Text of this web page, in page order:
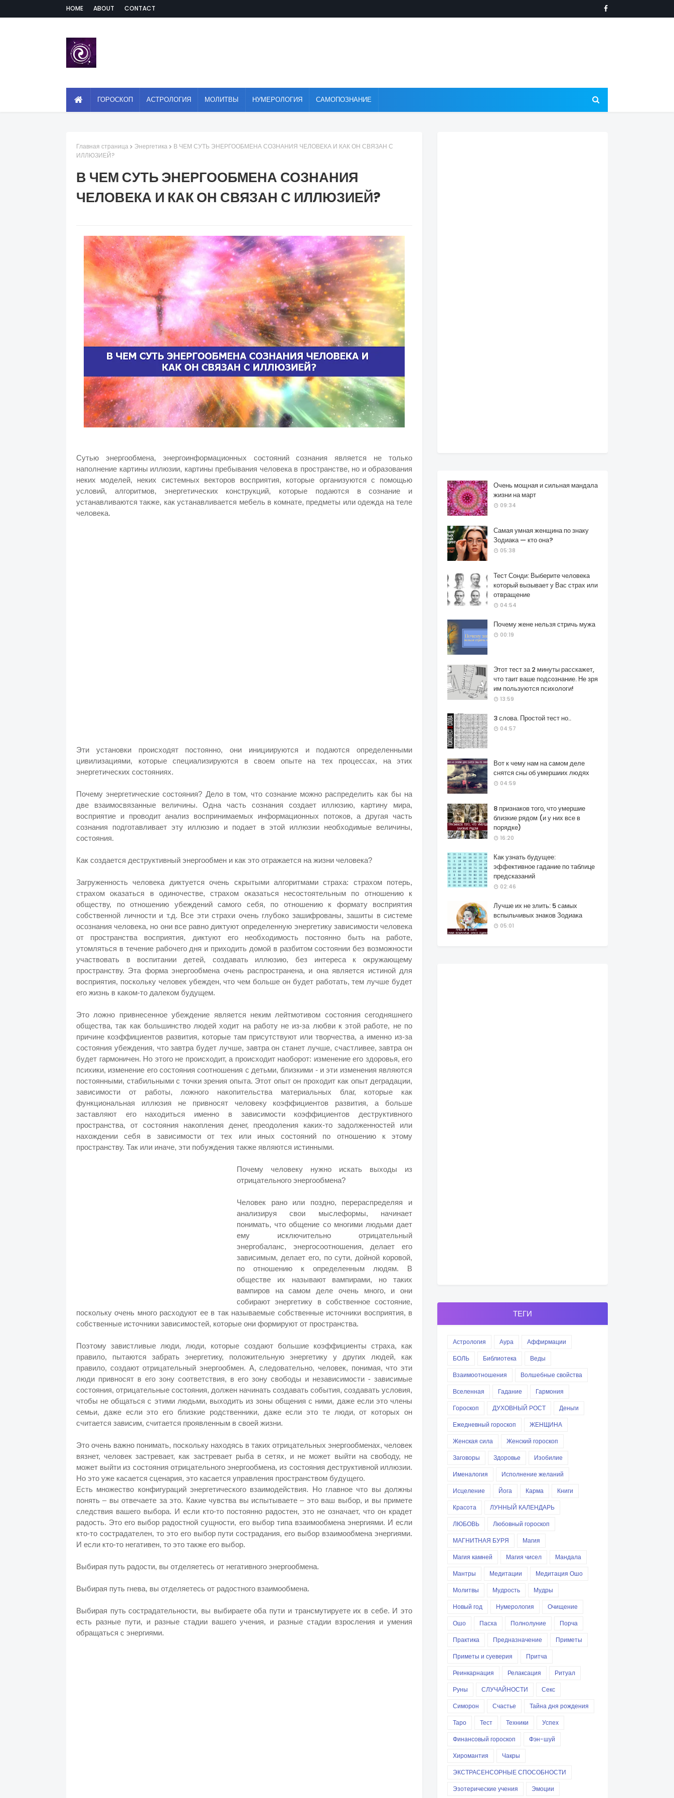
HOME ABOUT CONTACT
ГОРОСКОП АСТРОЛОГИЯ МОЛИТВЫ НУМЕРОЛОГИЯ САМОПОЗНАНИЕ
Главная страница Энергетика
В ЧЕМ СУТЬ ЭНЕРГООБМЕНА СОЗНАНИЯ ЧЕЛОВЕКА И КАК ОН СВЯЗАН С
ИЛЛЮЗИЕЙ?
В ЧЕМ СУТЬ ЭНЕРГООБМЕНА СОЗНАНИЯ
ЧЕЛОВЕКА И КАК ОН СВЯЗАН С ИЛЛЮЗИЕЙ?
Сутью энергообмена, энергоинформационных состояний сознания является не только
наполнение картины иллюзии, картины пребывания человека в пространстве, но и образования
неких моделей, неких системных векторов восприятия, которые организуются с помощью
условий, алгоритмов, энергетических конструкций, которые подаются в сознание и
устанавливаются также, как устанавливается мебель в комнате, предметы или одежда на теле
человека.
Эти установки происходят постоянно, они инициируются и подаются определенными
цивилизациями, которые специализируются в своем опыте на тех процессах, на этих
энергетических состояниях.
Почему энергетические состояния? Дело в том, что сознание можно распределить как бы на
две взаимосвязанные величины. Одна часть сознания создает иллюзию, картину мира,
восприятие и проводит анализ воспринимаемых информационных потоков, а другая часть
сознания подготавливает эту иллюзию и подает в этой иллюзии необходимые величины,
состояния.
Как создается деструктивный энергообмен и как это отражается на жизни человека?
Загруженность человека диктуется очень скрытыми алгоритмами страха: страхом потерь,
страхом оказаться в одиночестве, страхом оказаться несостоятельным по отношению к
обществу, по отношению убеждений самого себя, по отношению к формату восприятия
собственной личности и т.д. Все эти страхи очень глубоко зашифрованы, зашиты в системе
осознания человека, но они все равно диктуют определенную энергетику зависимости человека
от пространства восприятия, диктуют его необходимость постоянно быть на работе,
утомляться в течение рабочего дня и приходить домой в разбитом состоянии без возможности
участвовать в воспитании детей, создавать иллюзию, без интереса к окружающему
пространству. Эта форма энергообмена очень распространена, и она является истиной для
восприятия, поскольку человек убежден, что чем больше он будет работать, тем лучше будет
его жизнь в каком-то далеком будущем.
Это ложно привнесенное убеждение является неким лейтмотивом состояния сегодняшнего
общества, так как большинство людей ходит на работу не из-за любви к этой работе, не по
причине коэффициентов развития, которые там присутствуют или творчества, а именно из-за
состояния убеждения, что завтра будет лучше, завтра он станет лучше, счастливее, завтра он
будет гармоничен. Но этого не происходит, а происходит наоборот: изменение его здоровья, его
психики, изменение его состояния соотношения с детьми, близкими - и эти изменения являются
постоянными, стабильными с точки зрения опыта. Этот опыт он проходит как опыт деградации,
зависимости от работы, ложного накопительства материальных благ, которые как
функциональная иллюзия не привносят человеку коэффициентов развития, а больше
заставляют его находиться именно в зависимости коэффициентов деструктивного
пространства, от состояния накопления денег, преодоления каких-то задолженностей или
нахождении себя в зависимости от тех или иных состояний по отношению к этому
пространству. Так или иначе, эти побуждения также являются истинными.
Почему человеку нужно искать выходы из
отрицательного энергообмена?
Человек рано или поздно, перераспределяя и
анализируя свои мыслеформы, начинает
понимать, что общение со многими людьми дает
ему исключительно отрицательный
энергобаланс, энергосоотношения, делает его
зависимым, делает его, по сути, дойной коровой,
по отношению к определенным людям. В
обществе их называют вампирами, но таких
вампиров на самом деле очень много, и они
собирают энергетику в собственное состояние,
поскольку очень много расходуют ее в так называемые собственные источники восприятия, в
собственные источники зависимостей, которые они формируют от пространства.
Поэтому завистливые люди, люди, которые создают большие коэффициенты страха, как
правило, пытаются забрать энергетику, положительную энергетику у других людей, как
правило, создают отрицательный энергообмен. А, следовательно, человек, понимая, что эти
люди привносят в его зону соответствия, в его зону свободы и независимости - зависимые
состояния, отрицательные состояния, должен начинать создавать события, создавать условия,
чтобы не общаться с этими людьми, выходить из зоны общения с ними, даже если это члены
семьи, даже если это его близкие родственники, даже если это те люди, от которых он
считается зависим, считается проявленным в своей жизни.
Это очень важно понимать, поскольку находясь в таких отрицательных энергообменах, человек
вязнет, человек застревает, как застревает рыба в сетях, и не может выйти на свободу, не
может выйти из состояния отрицательного энергообмена, из состояния деструктивной иллюзии.
Но это уже касается сценария, это касается управления пространством будущего.
Есть множество конфигураций энергетического взаимодействия. Но главное что вы должны
понять – вы отвечаете за это. Какие чувства вы испытываете – это ваш выбор, и вы примете
следствия вашего выбора. И если кто-то постоянно радостен, это не означает, что он крадет
радость. Это его выбор радостной сущности, его выбор типа взаимообмена энергиями. И если
кто-то сострадателен, то это его выбор пути сострадания, его выбор взаимообмена энергиями.
И если кто-то негативен, то это также его выбор.
Выбирая путь радости, вы отделяетесь от негативного энергообмена.
Выбирая путь гнева, вы отделяетесь от радостного взаимообмена.
Выбирая путь сострадательности, вы выбираете оба пути и трансмутируете их в себе. И это
есть разные пути, и разные стадии вашего учения, и разные стадии взросления и умения
обращаться с энергиями.
Очень мощная и сильная мандала
жизни на март
09:34
Самая умная женщина по знаку
Зодиака — кто она?
05:38
Тест Сонди: Выберите человека
который вызывает у Вас страх или
отвращение
04:54
Почему жене нельзя стричь мужа
00:19
Этот тест за 2 минуты расскажет,
что таит ваше подсознание. Не зря
им пользуются психологи!
13:59
3 слова. Простой тест но..
04:57
Вот к чему нам на самом деле
снятся сны об умершиих людях
04:59
8 признаков того, что умершие
близкие рядом (и у них все в
порядке)
16:20
Как узнать будущее:
эффективное гадание по таблице
предсказаний
02:46
Лучше их не злить: 5 самых
вспыльчивых знаков Зодиака
05:01
ТЕГИ
Астрология Аура
Аффирмации
БОЛЬ
Библиотека
Веды
Взаимоотношения
Волшебные свойства
Вселенная
Гадание
Гармония
Гороскоп
ДУХОВНЫЙ РОСТ
Деньги
Ежедневный гороскоп
ЖЕНЩИНА
Женская сила
Женский гороскоп
Заговоры
Здоровье
Изобилие
Именалогия
Исполнение желаний
Исцеление
Йога Карма
Книги
Красота
ЛУННЫЙ КАЛЕНДАРЬ
ЛЮБОВЬ
Любовный гороскоп
МАГНИТНАЯ БУРЯ
Магия
Магия камней
Магия чисел
Мандала
Мантры
Медитации
Медитация Ошо
Молитвы
Мудрость
Мудры
Новый год
Нумерология
Очищение
Ошо
Пасха Полнолуние
Порча
Практика
Предназначение
Приметы
Приметы и суеверия
Притча
Реинкарнация
Релаксация
Ритуал
Руны
СЛУЧАЙНОСТИ
Секс
Симорон
Счастье
Тайна дня рождения
Таро
Тест Техники
Успех
Финансовый гороскоп
Фэн-шуй
Хиромантия
Чакры
ЭКСТРАСЕНСОРНЫЕ СПОСОБНОСТИ
Эзотерические учения
Эмоции